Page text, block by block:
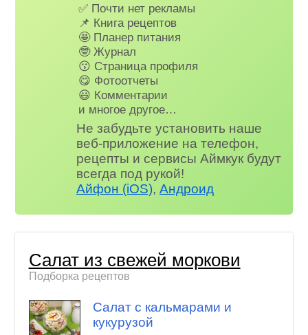
✅ Почти нет рекламы
📌 Книга рецептов
🤩 Планер питания
🤓 Журнал
😗 Страница профиля
😋 Фотоотчеты
😃 Комментарии
и многое другое…
Не забудьте установить наше
веб-приложение на телефон,
рецепты и сервисы Аймкук будут
всегда под рукой!
Айфон (iOS),Андроид
Салат из свежей моркови
Подборка рецептов
Салат с кальмарами и
кукурузой